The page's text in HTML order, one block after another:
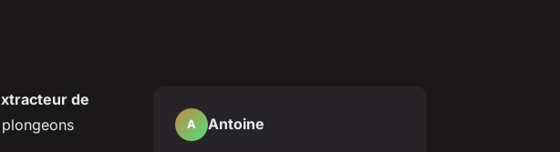
de
A Antoine